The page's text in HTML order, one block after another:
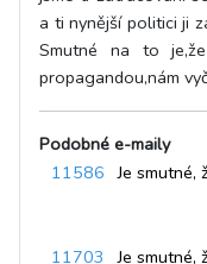
a ti nynější politici ji
Smutné na to
propagandou,nám
Podobné e-maily
11586 Je smutné,
11703
Je smutné,